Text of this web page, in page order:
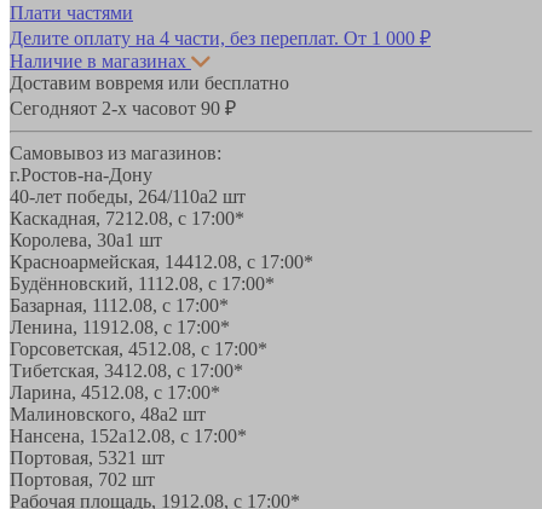
Плати частями
Делите оплату на 4 части, без переплат. От 1 000 ₽
Наличие в магазинах
Доставим вовремя или бесплатно
Сегодняот 2-х часовот 90 ₽
Самовывоз из магазинов:
г.Ростов-на-Дону
40-лет победы, 264/110а2 шт
Каскадная, 7212.08, с 17:00*
Королева, 30а1 шт
Красноармейская, 14412.08, с 17:00*
Будённовский, 1112.08, с 17:00*
Базарная, 1112.08, с 17:00*
Ленина, 11912.08, с 17:00*
Горсоветская, 4512.08, с 17:00*
Тибетская, 3412.08, с 17:00*
Ларина, 4512.08, с 17:00*
Малиновского, 48а2 шт
Нансена, 152а12.08, с 17:00*
Портовая, 5321 шт
Портовая, 702 шт
Рабочая площадь, 1912.08, с 17:00*